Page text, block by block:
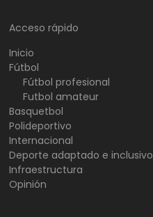
Acceso rápido
Inicio
Fútbol
Fútbol profesional
Futbol amateur
Basquetbol
Polideportivo
Internacional
Deporte adaptado e inclusivo
Infraestructura
Opinión